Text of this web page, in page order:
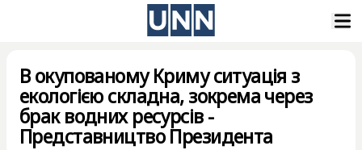
В окупованому Криму ситуація з
екологією складна, зокрема через
брак водних ресурсів -
Представництво Президента